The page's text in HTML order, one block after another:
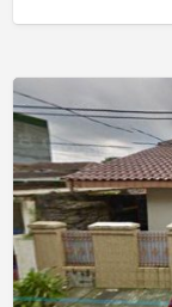
Kosan
Khusus
Wanita
Baru
Direnovasi
Daerah